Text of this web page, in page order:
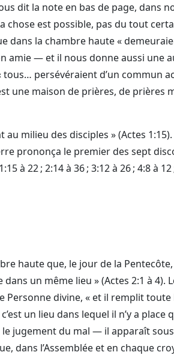
dit la note en bas de page, dans
chose est possible, pas du tout
dans la chambre haute «
amie — et il nous donne aussi une
persévéraient d’un commun
une maison de prières, de prières
au milieu des disciples » (Actes
prononça le premier des sept
à 22 ; 2:14 à 36 ; 3:12 à 26 ; 4:8 à 12
haute que, le jour de la
un même lieu » (Actes 2:1 à 4).
Personne divine, « et il remplit
un lieu dans lequel il n’y a place
le jugement du mal — il apparaît
dans l’Assemblée et en chaque